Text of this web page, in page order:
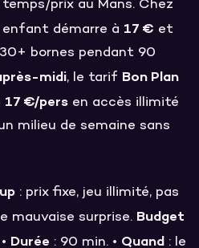
prix au Mans. Chez
enfant démarre à 17 € et
bornes pendant 90
midi, le tarif Bon Plan
17 €/pers en accès illimité
milieu de semaine sans
: prix fixe, jeu illimité, pas
mauvaise surprise. Budget
Durée : 90 min. • Quand : le